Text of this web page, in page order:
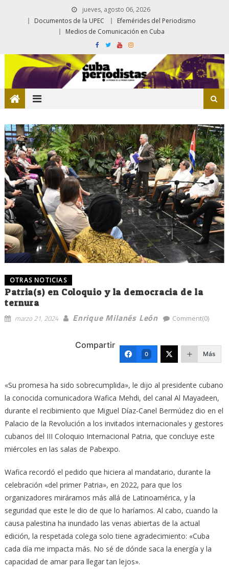
jueves, agosto 06, 2026
Documentos de la UPEC
Efemérides del Periodismo
Medios de Comunicación en Cuba
OTRAS NOTICIAS
Patria(s) en Coloquio y la democracia de la
ternura
marzo 21, 2024 Enrique Milanés León Comment(0)
Compartir
0 Más
«Su promesa ha sido sobrecumplida», le dijo al presidente cubano
la conocida comunicadora Wafica Mehdi, del canal Al Mayadeen,
durante el recibimiento que Miguel Díaz-Canel Bermúdez dio en el
Palacio de la Revolución a los invitados internacionales y gestores
cubanos del III Coloquio Internacional Patria, que concluye este
miércoles en las salas de Pabexpo.
Wafica recordó el pedido que hiciera al mandatario, durante la
celebración «del primer Patria», en 2022, para que los
organizadores miráramos más allá de Latinoamérica, y la
seguridad que este le dio de que lo haríamos. Al cabo, cuando la
causa palestina ha inundado las venas abiertas de la actual
edición, la respetada colega solo tiene agradecimiento: «Cuba
cada día me impacta más. No sé de dónde saca la energía y la
capacidad de amar para llegar tan lejos».